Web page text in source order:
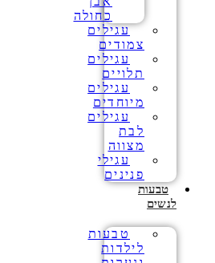
כחולה
עגילים
צמודים
עגילים
תלויים
עגילים
מיוחדים
עגילים
לבת
מצווה
עגילי
פנינים
טבעות
לנשים
טבעות
לילדות